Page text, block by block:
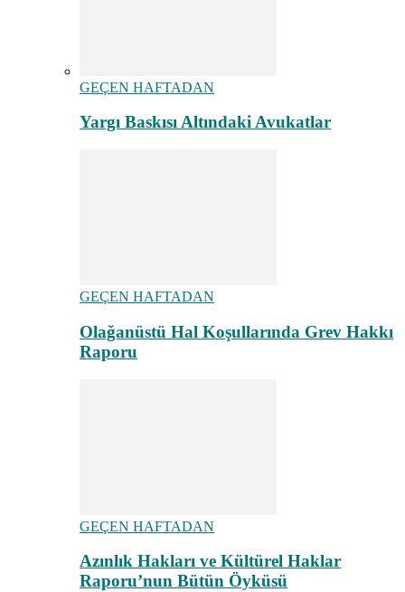
GEÇEN HAFTADAN
Yargı Baskısı Altındaki Avukatlar
GEÇEN HAFTADAN
Olağanüstü Hal Koşullarında Grev Hakkı
Raporu
GEÇEN HAFTADAN
Azınlık Hakları ve Kültürel Haklar
Raporu’nun Bütün Öyküsü